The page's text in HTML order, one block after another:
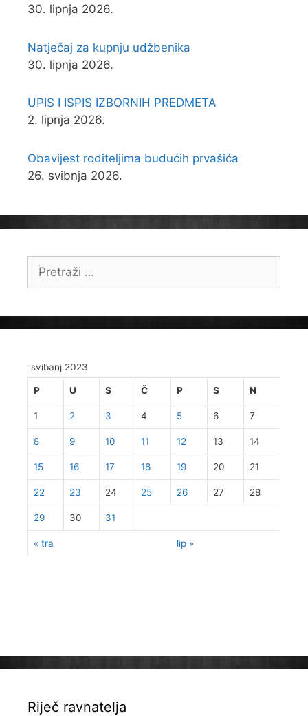
30. lipnja 2026.
Natječaj za kupnju udžbenika
30. lipnja 2026.
UPIS I ISPIS IZBORNIH PREDMETA
2. lipnja 2026.
Obavijest roditeljima budućih prvašića
26. svibnja 2026.
svibanj 2023
P U S Č P S N
« tra lip »
1 2 3 4 5 6 7
8 9 10 11 12 13 14
15 16 17 18 19 20 21
22 23 24 25 26 27 28
29 30 31
Riječ ravnatelja